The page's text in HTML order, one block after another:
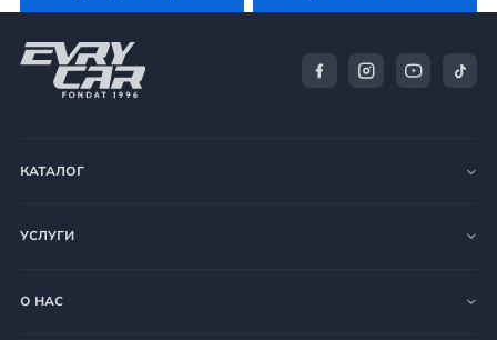
КАТАЛОГ
УСЛУГИ
О НАС